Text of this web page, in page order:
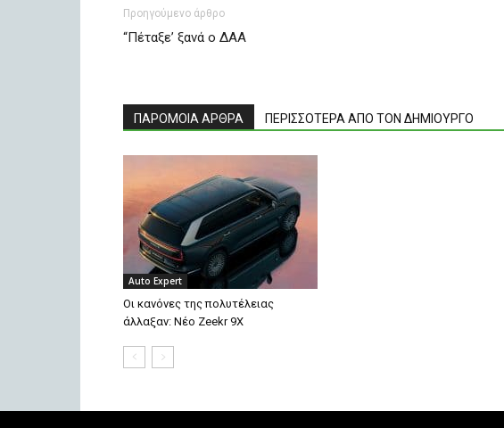
Προηγούμενο άρθρο
“Πέταξε’ ξανά ο ΔΑΑ
ΠΑΡΟΜΟΙΑ ΑΡΘΡΑ ΠΕΡΙΣΣΟΤΕΡΑ ΑΠΟ ΤΟΝ ΔΗΜΙΟΥΡΓΟ
Auto Expert
Οι κανόνες της πολυτέλειας
άλλαξαν: Νέο Zeekr 9X